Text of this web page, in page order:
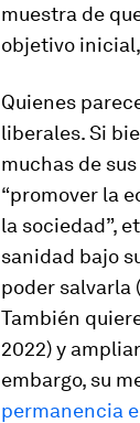
muestra de
objetivo
Quienes
liberales. Si
muchas de
“promover la
la sociedad”,
sanidad bajo
poder salvarla
También
2022) y
embargo, su
permanencia